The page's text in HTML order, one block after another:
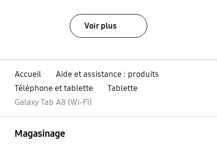
Voir plus
Accueil
Aide et assistance : produits
Téléphone et tablette
Tablette
Galaxy Tab A8 (Wi-Fi)
Magasinage